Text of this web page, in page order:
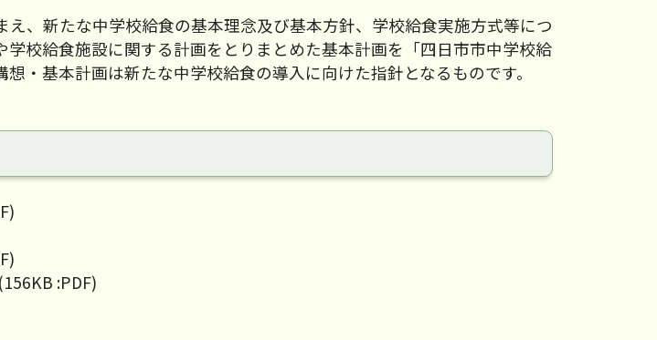
、新たな中学校給食の基本理念及び基本方針、学校給食実施方式等につ
校給食施設に関する計画をとりまとめた基本計画を「四日市市中学校給
・基本計画は新たな中学校給食の導入に向けた指針となるものです。
(156KB :PDF)